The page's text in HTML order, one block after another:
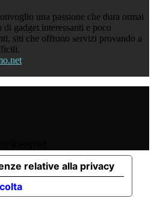
una passione che dura ormai
gadget interessanti e poco
siti che offrono servizi provando a
relative alla privacy